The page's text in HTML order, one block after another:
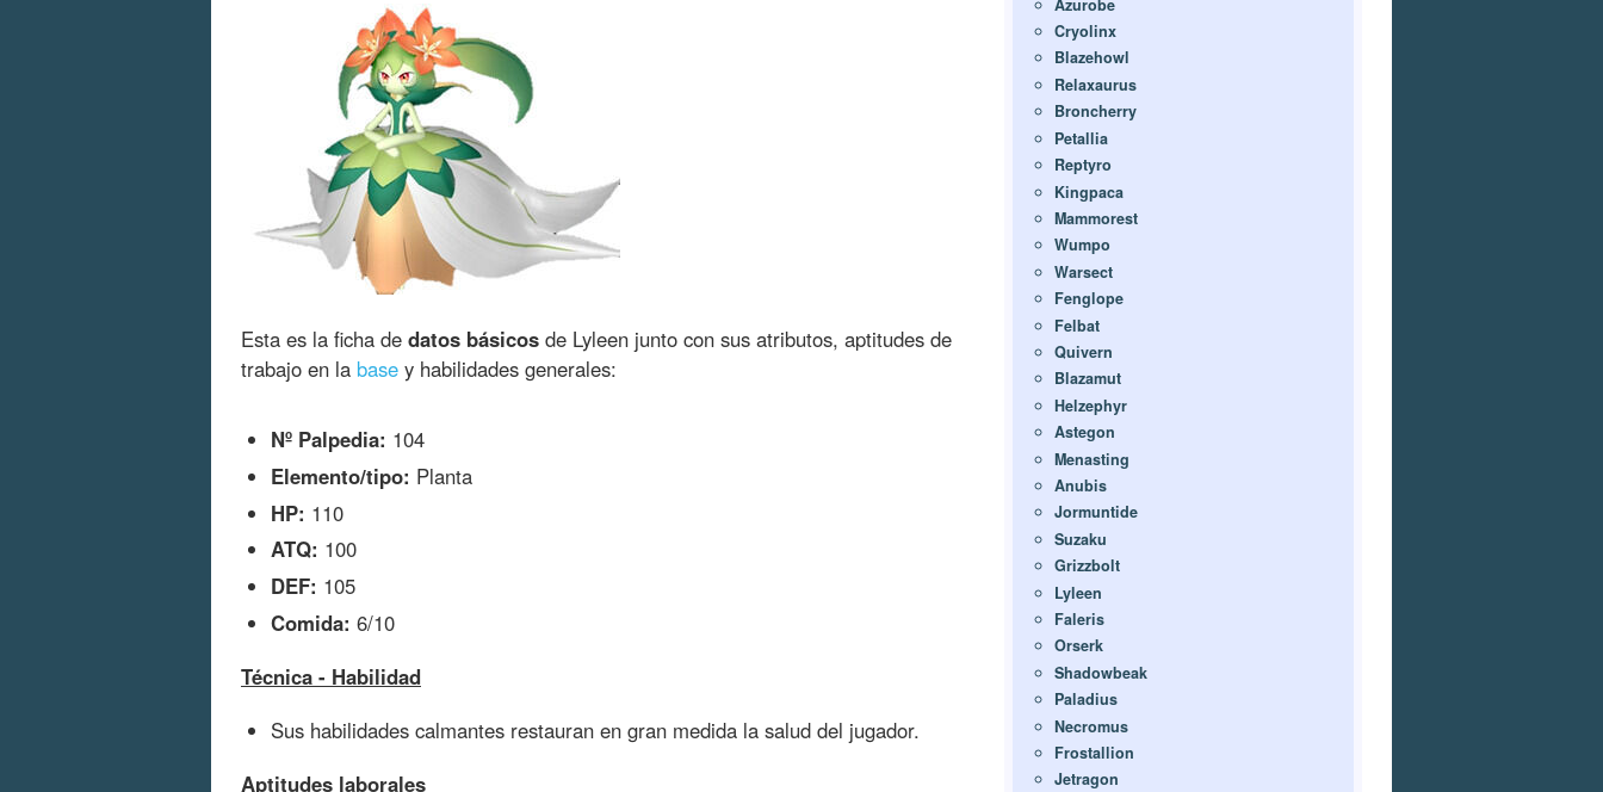
Esta es la ficha de datos básicos de Lyleen junto con sus atributos, aptitudes de
trabajo en la base y habilidades generales:
Nº Palpedia: 104
Elemento/tipo: Planta
HP: 110
ATQ: 100
DEF: 105
Comida: 6/10
Técnica - Habilidad
Sus habilidades calmantes restauran en gran medida la salud del jugador.
Aptitudes laborales
Azurobe
Cryolinx
Blazehowl
Relaxaurus
Broncherry
Petallia
Reptyro
Kingpaca
Mammorest
Wumpo
Warsect
Fenglope
Felbat
Quivern
Blazamut
Helzephyr
Astegon
Menasting
Anubis
Jormuntide
Suzaku
Grizzbolt
Lyleen
Faleris
Orserk
Shadowbeak
Paladius
Necromus
Frostallion
Jetragon